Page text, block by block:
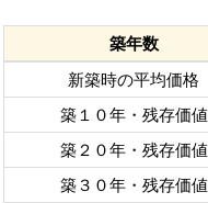
築年数
新築時の平均価格
築１０年・残存価値
築２０年・残存価値
築３０年・残存価値